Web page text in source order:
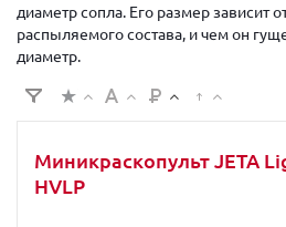
диаметр сопла. Его размер зависит
распыляемого состава, и чем он
диаметр.
Миникраскопульт JETA
HVLP